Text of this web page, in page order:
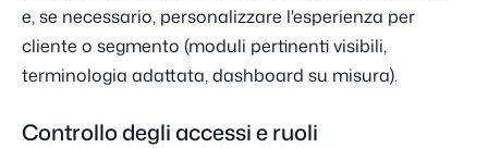
e, se necessario, personalizzare l'esperienza per
cliente o segmento (moduli pertinenti visibili,
terminologia adattata, dashboard su misura).
Controllo degli accessi e ruoli